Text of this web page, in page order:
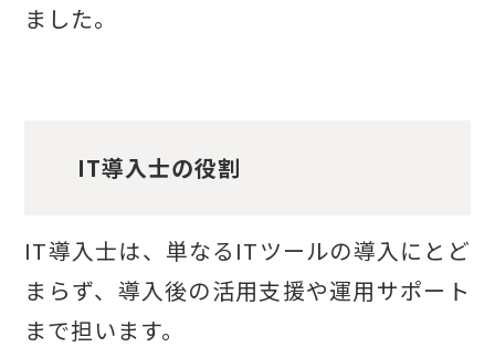
ました。
IT導入士の役割
IT導入士は、単なるITツールの導入にとど
まらず、導入後の活用支援や運用サポート
まで担います。